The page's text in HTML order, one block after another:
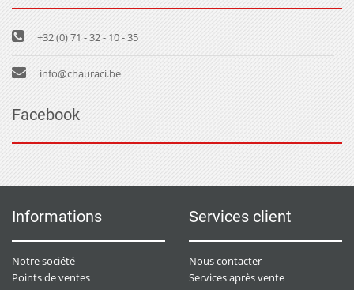
+32 (0) 71 - 32 - 10 - 35
info@chauraci.be
Facebook
Informations
Notre société
Points de ventes
Services client
Nous contacter
Services après vente